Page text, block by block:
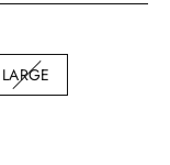
LARGE